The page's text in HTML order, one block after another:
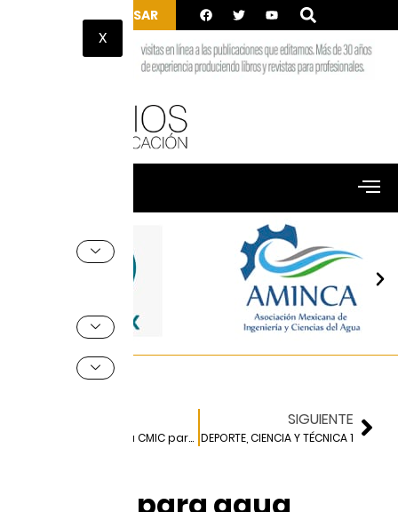
INGRESAR
X
Propuesta de la CMIC para impulsar la inversión pública
SIGUIENTE
DEPORTE, CIENCIA Y TÉCNICA 1